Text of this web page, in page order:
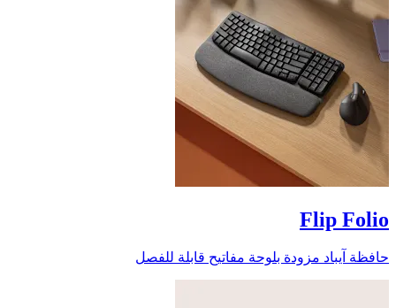
Flip Folio
حافظة آيباد مزودة بلوحة مفاتيح قابلة للفصل